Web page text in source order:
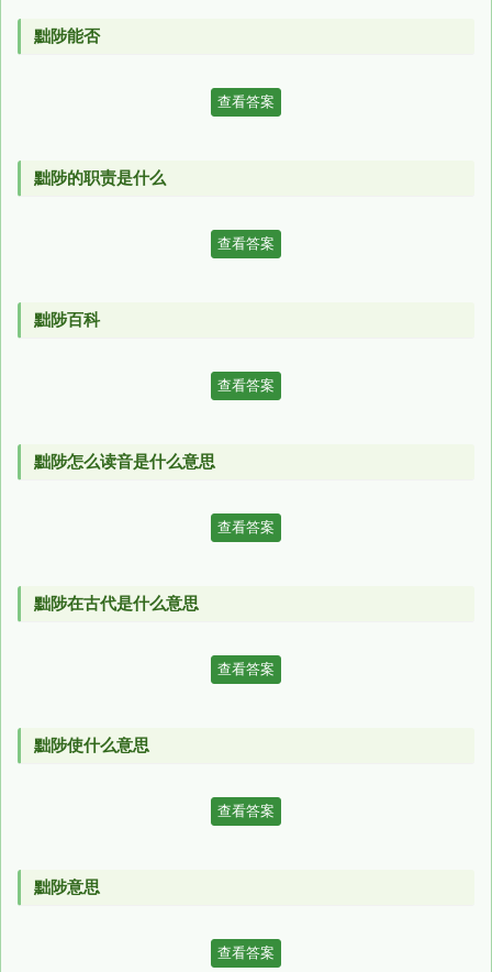
黜陟能否
查看答案
黜陟的职责是什么
查看答案
黜陟百科
查看答案
黜陟怎么读音是什么意思
查看答案
黜陟在古代是什么意思
查看答案
黜陟使什么意思
查看答案
黜陟意思
查看答案